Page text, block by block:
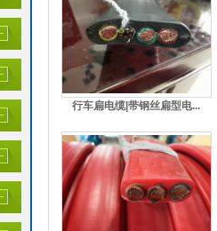
行车扁电缆|带钢丝扁型电...